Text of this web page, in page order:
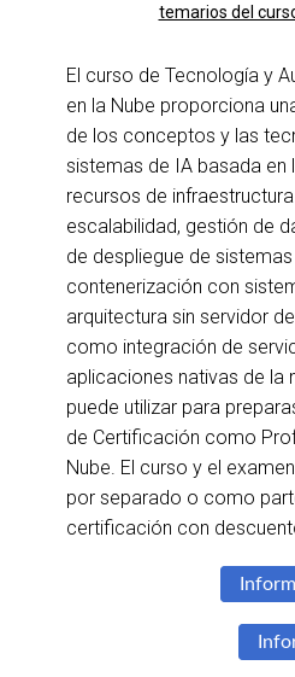
temarios del
El curso de Tecnología y
en la Nube proporciona
de los conceptos y las
sistemas de IA basada en
recursos de
escalabilidad, gestión de
de despliegue de
contenerización con
arquitectura sin servidor
como integración de
aplicaciones nativas de la
puede utilizar para
de Certificación como
Nube. El curso y el
por separado o como
certificación con